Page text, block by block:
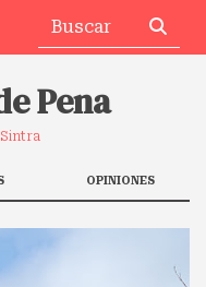
Pena
OPINIONES